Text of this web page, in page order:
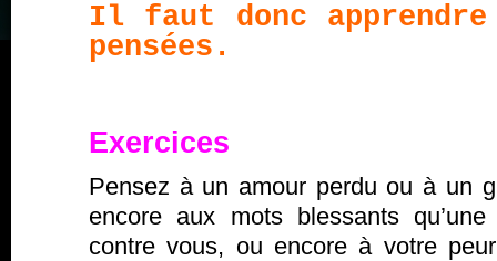
Il faut donc
pensées.
Exercices
Pensez à un amour perdu ou à un
encore aux mots blessants
contre vous, ou encore à votre